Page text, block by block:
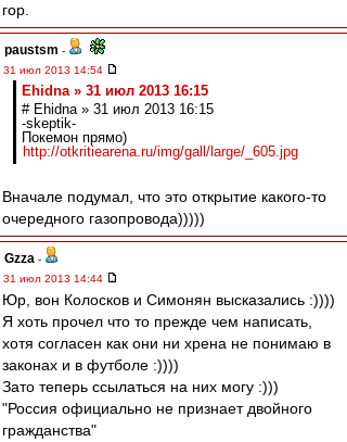
гор.
paustsm -
31 июл 2013 14:54
Ehidna » 31 июл 2013 16:15
# Ehidna » 31 июл 2013 16:15
-skeptik-
Покемон прямо)
http://otkritiearena.ru/img/gall/large/_605.jpg
Вначале подумал, что это открытие какого-то
очередного газопровода)))))
Gzza -
31 июл 2013 14:44
Юр, вон Колосков и Симонян высказались :))))
Я хоть прочел что то прежде чем написать,
хотя согласен как они ни хрена не понимаю в
законах и в футболе :))))
Зато теперь ссылаться на них могу :)))
"Россия официально не признает двойного
гражданства"